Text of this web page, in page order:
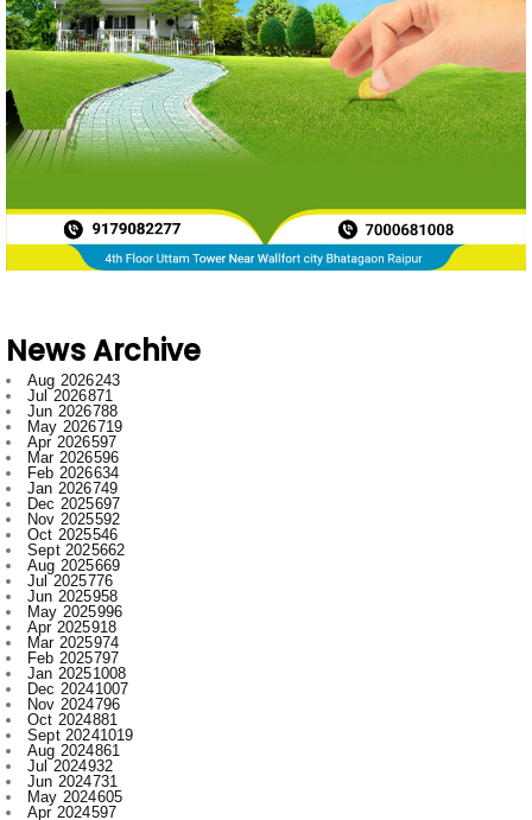
News Archive
Aug 2026243
Jul 2026871
Jun 2026788
May 2026719
Apr 2026597
Mar 2026596
Feb 2026634
Jan 2026749
Dec 2025697
Nov 2025592
Oct 2025546
Sept 2025662
Aug 2025669
Jul 2025776
Jun 2025958
May 2025996
Apr 2025918
Mar 2025974
Feb 2025797
Jan 20251008
Dec 20241007
Nov 2024796
Oct 2024881
Sept 20241019
Aug 2024861
Jul 2024932
Jun 2024731
May 2024605
Apr 2024597